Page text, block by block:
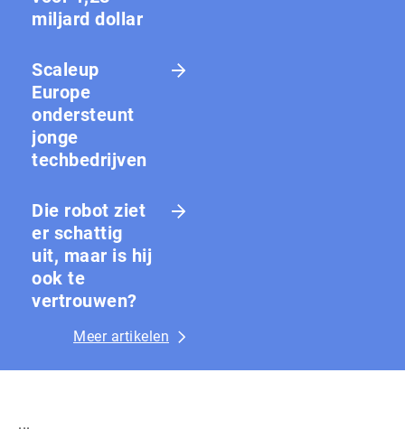
miljard dollar
Scaleup
Europe
ondersteunt
jonge
techbedrijven
Die robot ziet
er schattig
uit, maar is hij
ook te
vertrouwen?
Meer artikelen
...